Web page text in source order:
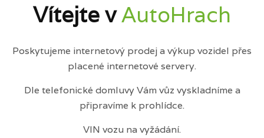
Vítejte vAutoHrach
Poskytujeme internetový prodej a výkup vozidel přes
placené internetové servery.
Dle telefonické domluvy Vám vůz vyskladníme a
připravíme k prohlídce.
VIN vozu na vyžádání.